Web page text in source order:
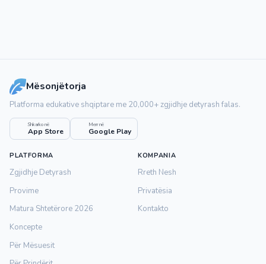
Mësonjëtorja
Platforma edukative shqiptare me 20,000+ zgjidhje detyrash falas.
Shkarko në
App Store
Merr në
Google Play
PLATFORMA
Zgjidhje Detyrash
Provime
Matura Shtetërore 2026
Koncepte
Për Mësuesit
KOMPANIA
Rreth Nesh
Privatësia
Kontakto